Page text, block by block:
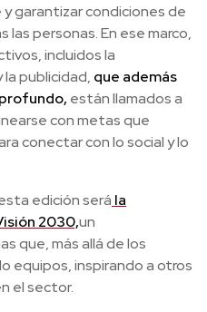
garantizar condiciones de
personas. En ese marco,
incluidos la
la publicidad, que además
están llamados a
con metas que
conectar con lo social y lo
edición será la
2030,un
que, más allá de los
equipos, inspirando a otros
el sector.